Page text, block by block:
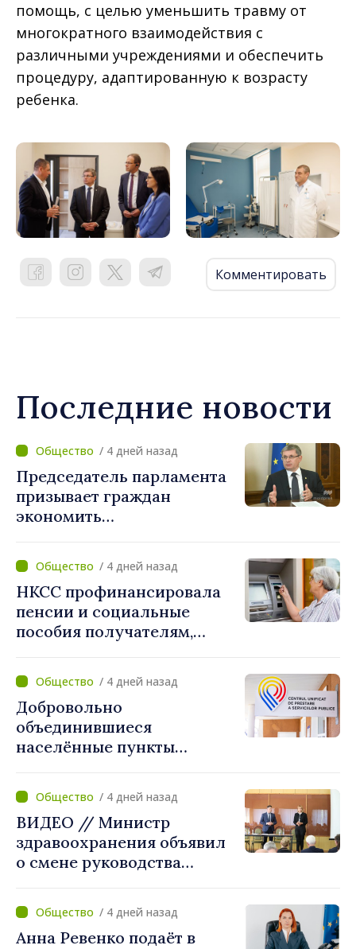
помощь, с целью уменьшить травму от
многократного взаимодействия с
различными учреждениями и обеспечить
процедуру, адаптированную к возрасту
ребенка.
Комментировать
Последние новости
/ 4 дней назад
Председатель парламента
призывает граждан
экономить
каждый сократит
потребление энергии, мы
внесём свой вклад в
поддержание
стабильности системы»
/ 4 дней назад
НКСС профинансировала
пенсии и социальные
пособия получателям,
карты
/ 4 дней назад
Добровольно
объединившиеся
населённые пункты
создания Единых центров
предоставления услуг
/ 4 дней назад
ВИДЕО // Министр
здравоохранения объявил
о смене руководства
больницы. Людмила
Капчеля будет исполнять
обязанности директора
/ 4 дней назад
Анна Ревенко подаёт в